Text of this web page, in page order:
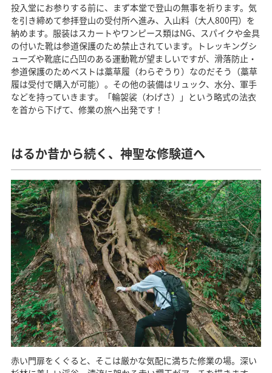
投入堂にお参りする前に、まず本堂で登山の無事を祈ります。気
を引き締めて参拝登山の受付所へ進み、入山料（大人800円）を
納めます。服装はスカートやワンピース類はNG、スパイクや金具
の付いた靴は参道保護のため禁止されています。トレッキングシ
ューズや靴底に凸凹のある運動靴が望ましいですが、滑落防止・
参道保護のためベストは藁草履（わらぞうり）なのだそう（藁草
履は受付で購入が可能）。その他の装備はリュック、水分、軍手
などを持っていきます。「輪袈裟（わげさ）」という略式の法衣
を首から下げて、修業の旅へ出発です！
はるか昔から続く、神聖な修験道へ
赤い門扉をくぐると、そこは厳かな気配に満ちた修業の場。深い